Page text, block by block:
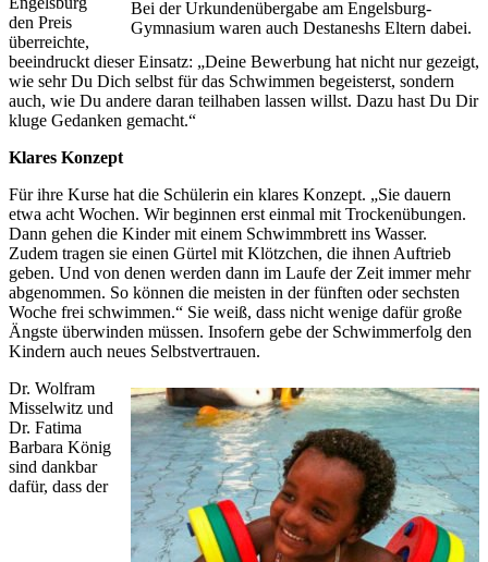
Bei der Urkundenübergabe am Engelsburg-
Gymnasium waren auch Destaneshs Eltern dabei.
den Preis
überreichte,
beeindruckt dieser Einsatz: „Deine Bewerbung hat nicht nur gezeigt,
wie sehr Du Dich selbst für das Schwimmen begeisterst, sondern
auch, wie Du andere daran teilhaben lassen willst. Dazu hast Du Dir
kluge Gedanken gemacht.“
Klares Konzept
Für ihre Kurse hat die Schülerin ein klares Konzept. „Sie dauern
etwa acht Wochen. Wir beginnen erst einmal mit Trockenübungen.
Dann gehen die Kinder mit einem Schwimmbrett ins Wasser.
Zudem tragen sie einen Gürtel mit Klötzchen, die ihnen Auftrieb
geben. Und von denen werden dann im Laufe der Zeit immer mehr
abgenommen. So können die meisten in der fünften oder sechsten
Woche frei schwimmen.“ Sie weiß, dass nicht wenige dafür große
Ängste überwinden müssen. Insofern gebe der Schwimmerfolg den
Kindern auch neues Selbstvertrauen.
Dr. Wolfram
Misselwitz und
Dr. Fatima
Barbara König
sind dankbar
dafür, dass der